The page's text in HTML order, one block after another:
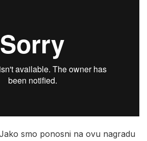
smo ponosni na ovu nagradu